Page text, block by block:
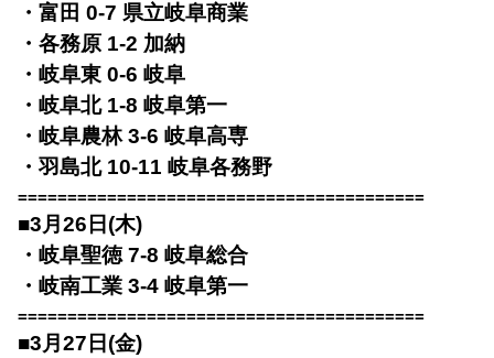
・富田 0-7 県立岐阜商業
・各務原 1-2 加納
・岐阜東 0-6 岐阜
・岐阜北 1-8 岐阜第一
・岐阜農林 3-6 岐阜高専
・羽島北 10-11 岐阜各務野
=========================================
■3月26日(木)
・岐阜聖徳 7-8 岐阜総合
・岐南工業 3-4 岐阜第一
=========================================
■3月27日(金)